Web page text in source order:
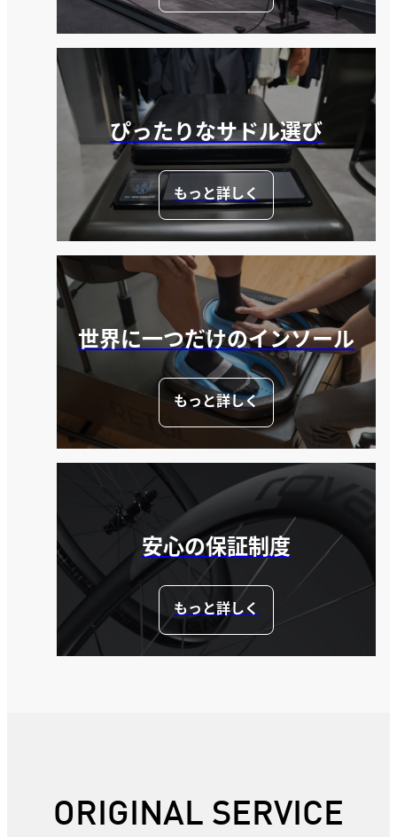
ぴったりなサドル選び
もっと詳しく
世界に一つだけのインソール
もっと詳しく
安心の保証制度
もっと詳しく
ORIGINAL SERVICE